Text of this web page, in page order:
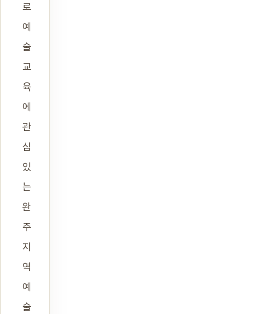
로
예
술
교
육
에
관
심
있
는
완
주
지
역
예
술